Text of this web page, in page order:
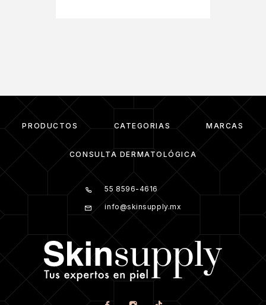
PRODUCTOS CATEGORIAS MARCAS
CONSULTA DERMATOLÓGICA
55 8596-4616
info@skinsupply.mx